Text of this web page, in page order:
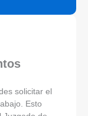
solicitar el
Esto